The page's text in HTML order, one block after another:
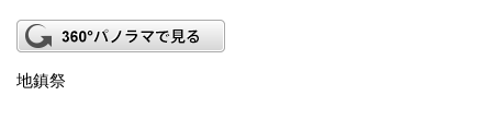
地鎮祭